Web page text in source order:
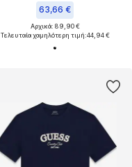
63,66 €
Αρχικά: 89,90 €
Τελευταία χαμηλότερη τιμή:44,94 €